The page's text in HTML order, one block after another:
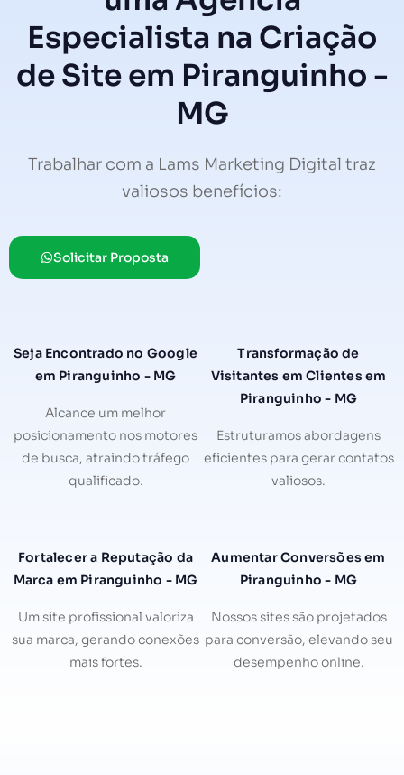
Especialista na Criação
de Site em Piranguinho -
MG
Trabalhar com a Lams Marketing Digital traz
valiosos benefícios:
Solicitar Proposta
Seja Encontrado no Google
em Piranguinho - MG
Alcance um melhor
posicionamento nos motores
de busca, atraindo tráfego
qualificado.
Transformação de
Visitantes em Clientes em
Piranguinho - MG
Estruturamos abordagens
eficientes para gerar contatos
valiosos.
Fortalecer a Reputação da
Marca em Piranguinho - MG
Um site profissional valoriza
sua marca, gerando conexões
mais fortes.
Aumentar Conversões em
Piranguinho - MG
Nossos sites são projetados
para conversão, elevando seu
desempenho online.